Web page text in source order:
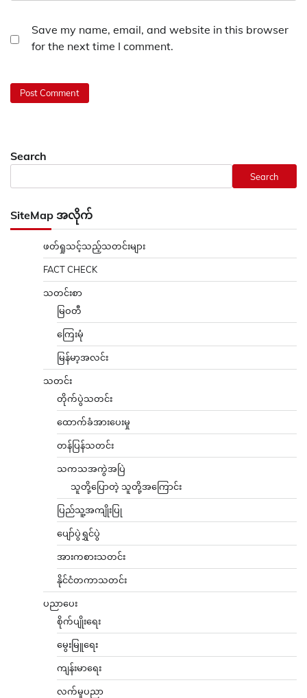
Save my name, email, and website in this browser
for the next time I comment.
Search
Search
SiteMap အလိုက်
ဖတ်ရှုသင့်သည့်သတင်းများ
FACT CHECK
သတင်းစာ
မြဝတီ
ကြေးမုံ
မြန်မာ့အလင်း
သတင်း
တိုက်ပွဲသတင်း
ထောက်ခံအားပေးမှု
တန်ပြန်သတင်း
သကသအကွဲအပြဲ
သူတို့ပြောတဲ့ သူတို့အကြောင်း
ပြည်သူ့အကျိုးပြု
ပျော်ပွဲရွှင်ပွဲ
အားကစားသတင်း
နိုင်ငံတကာသတင်း
ပညာပေး
စိုက်ပျိုးရေး
မွေးမြူရေး
ကျန်းမာရေး
လက်မှုပညာ